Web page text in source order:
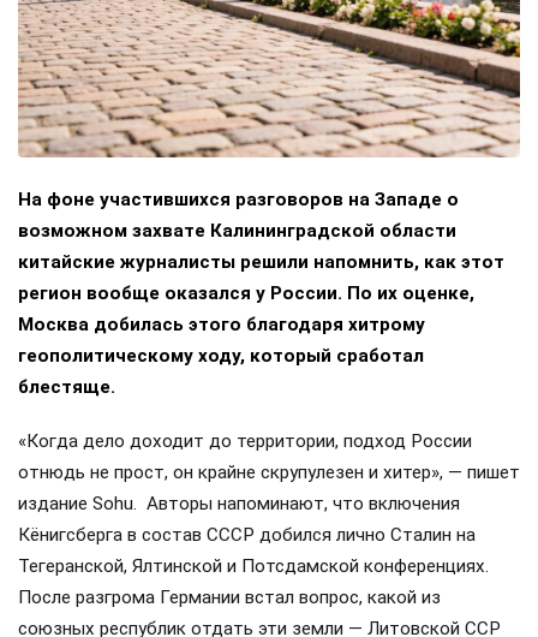
На фоне участившихся разговоров на Западе о
возможном захвате Калининградской области
китайские журналисты решили напомнить, как этот
регион вообще оказался у России. По их оценке,
Москва добилась этого благодаря хитрому
геополитическому ходу, который сработал
блестяще.
«Когда дело доходит до территории, подход России
отнюдь не прост, он крайне скрупулезен и хитер», — пишет
издание Sohu. Авторы напоминают, что включения
Кёнигсберга в состав СССР добился лично Сталин на
Тегеранской, Ялтинской и Потсдамской конференциях.
После разгрома Германии встал вопрос, какой из
союзных республик отдать эти земли — Литовской ССР